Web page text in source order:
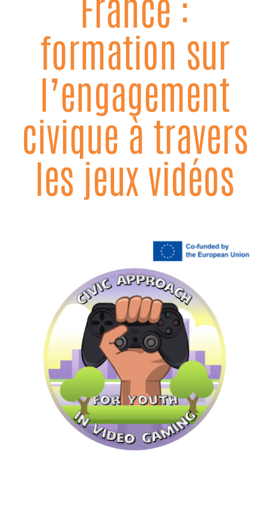
formation sur
l’engagement
civique à travers
les jeux vidéos